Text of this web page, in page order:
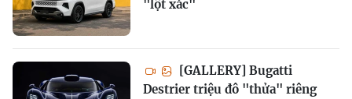
"lột xác"
[GALLERY] Bugatti
Destrier triệu đô "thửa" riêng